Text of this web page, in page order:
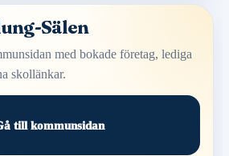
Sälen
med bokade företag, lediga
skollänkar.
till kommunsidan